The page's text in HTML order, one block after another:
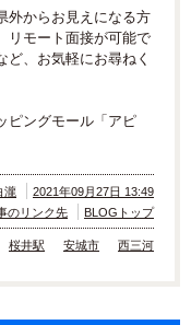
外からお見えになる方
リモート面接が可能で
ど、お気軽にお尋ねく
ピングモール「アピ
瀧
2021年09月27日 13:49
のリンク先
BLOGトップ
桜井駅 安城市 西三河